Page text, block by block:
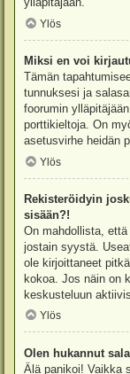
Ylös
Miksi en voi
Tämän
tunnuksesi ja
foorumin
porttikieltoja. On
asetusvirhe heidän
Ylös
Rekisteröidyin
sisään?!
On mahdollista,
jostain syystä.
ole kirjoittaneet
kokoa. Jos näin on
keskusteluun
Ylös
Olen hukannut
Älä panikoi! Vaikka